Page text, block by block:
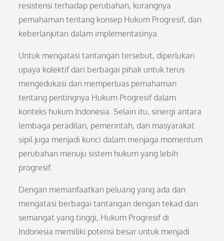
resistensi terhadap perubahan, kurangnya
pemahaman tentang konsep Hukum Progresif, dan
keberlanjutan dalam implementasinya.
Untuk mengatasi tantangan tersebut, diperlukan
upaya kolektif dari berbagai pihak untuk terus
mengedukasi dan memperluas pemahaman
tentang pentingnya Hukum Progresif dalam
konteks hukum Indonesia. Selain itu, sinergi antara
lembaga peradilan, pemerintah, dan masyarakat
sipil juga menjadi kunci dalam menjaga momentum
perubahan menuju sistem hukum yang lebih
progresif.
Dengan memanfaatkan peluang yang ada dan
mengatasi berbagai tantangan dengan tekad dan
semangat yang tinggi, Hukum Progresif di
Indonesia memiliki potensi besar untuk menjadi